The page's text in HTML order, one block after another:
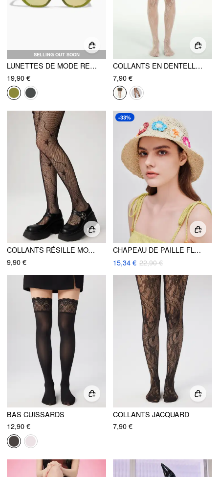
SELLING OUT SOON
LUNETTES DE MODE RECTANGULAIRES INCLINÉES
19,90 €
COLLANTS EN DENTELLE FLORALE
7,90 €
COLLANTS RÉSILLE MOTIF ÉTOILE
9,90 €
-33%
CHAPEAU DE PAILLE FLORAL
15,34 € 22,90 €
BAS CUISSARDS
12,90 €
COLLANTS JACQUARD
7,90 €